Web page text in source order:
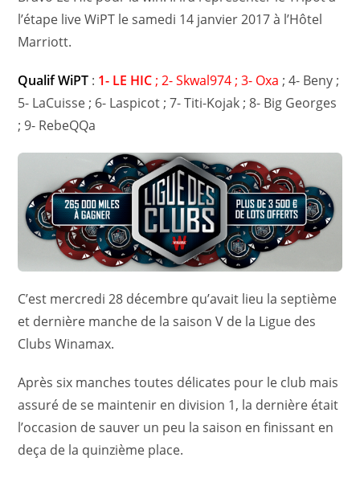
l’étape live WiPT le samedi 14 janvier 2017 à l’Hôtel
Marriott.
Qualif WiPT : 1- LE HIC ;2- Skwal974 ; 3- Oxa ; 4- Beny ;
5- LaCuisse ; 6- Laspicot ; 7- Titi-Kojak ; 8- Big Georges
; 9- RebeQQa
C’est mercredi 28 décembre qu’avait lieu la septième
et dernière manche de la saison V de la Ligue des
Clubs Winamax.
Après six manches toutes délicates pour le club mais
assuré de se maintenir en division 1, la dernière était
l’occasion de sauver un peu la saison en finissant en
deça de la quinzième place.